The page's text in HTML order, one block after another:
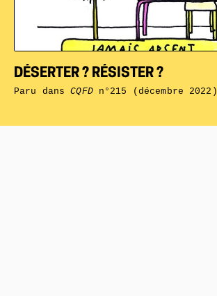
DÉSERTER ? RÉSISTER ?
Paru dansCQFDn°215 (décembre 2022)